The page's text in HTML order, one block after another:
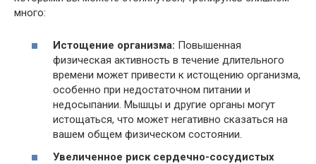
много:
Истощение организма: Повышенная
физическая активность в течение длительного
времени может привести к истощению организма,
особенно при недостаточном питании и
недосыпании. Мышцы и другие органы могут
истощаться, что может негативно сказаться на
вашем общем физическом состоянии.
Увеличенное риск сердечно-сосудистых